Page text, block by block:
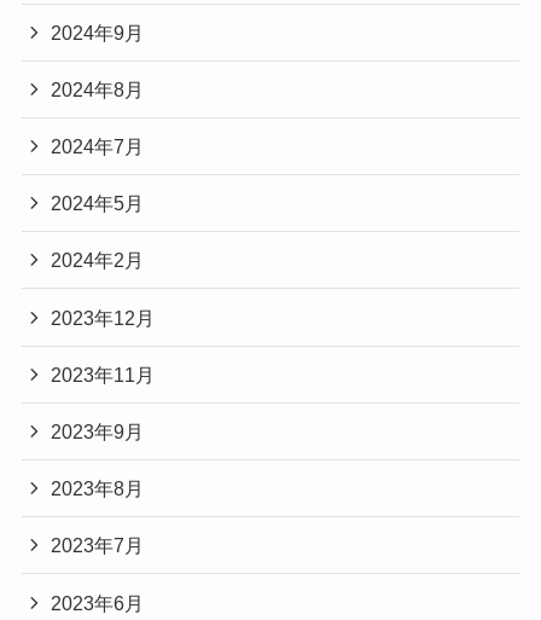
2024年9月
2024年8月
2024年7月
2024年5月
2024年2月
2023年12月
2023年11月
2023年9月
2023年8月
2023年7月
2023年6月